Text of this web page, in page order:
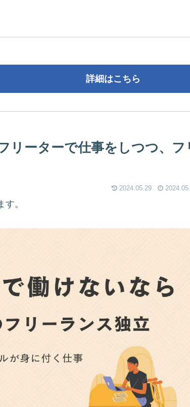
詳細はこちら
リーターで仕事をしつつ、フ
2024.05.29
。